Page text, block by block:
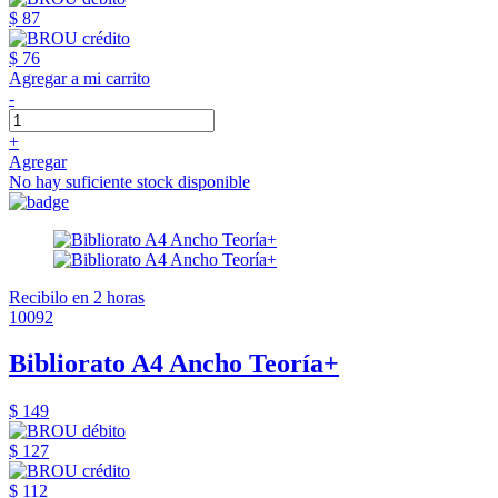
$ 87
$ 76
Agregar a mi carrito
-
+
Agregar
No hay suficiente stock disponible
Recibilo en 2 horas
10092
Bibliorato A4 Ancho Teoría+
$ 149
$ 127
$ 112